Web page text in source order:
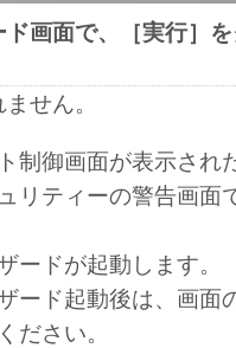
のいかなる知的財産
、本契約書によって
ではありません。
諾、譲渡、販売、
により、第三者に「
はできません。
トウェア」の全部
ル、逆アセンブル、
ることはできません
画面で、［実行］
せん。
制御画面が表示され
リティーの警告画面
ードが起動します。
ード起動後は、画面
ださい。